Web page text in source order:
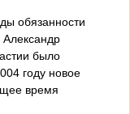
обязанности
было
году новое
время